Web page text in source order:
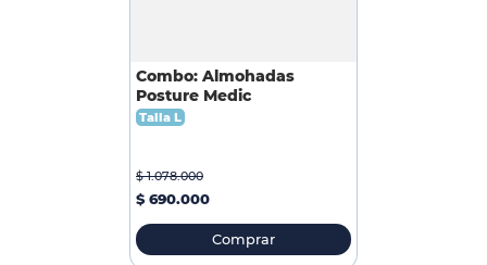
Combo: Almohadas
Posture Medic
Talla L
$ 1.078.000
$ 690.000
Comprar